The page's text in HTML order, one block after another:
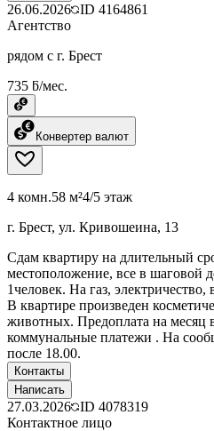
26.06.2026 ID 4164861
Агентство
рядом с г. Брест
735 ƃ/мес.
Конвертер валют
4 комн.58 м²4/5 этаж
г. Брест, ул. Кривошеина, 13
Сдам квартиру на длительный
местоположение, все в шаговой
1человек. На газ,
В квартире произведен
животных. Предоплата на месяц
коммунальные платежи . На
после 18.00.
Контакты
Написать
27.03.2026 ID 4078319
Контактное лицо